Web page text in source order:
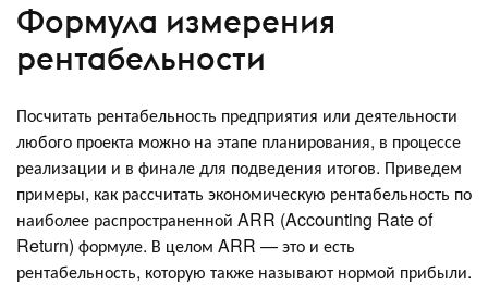
Формула измерения
рентабельности
Посчитать рентабельность предприятия или деятельности
любого проекта можно на этапе планирования, в процессе
реализации и в финале для подведения итогов. Приведем
примеры, как рассчитать экономическую рентабельность по
наиболее распространенной ARR (Accounting Rate of
Return) формуле. В целом ARR — это и есть
рентабельность, которую также называют нормой прибыли.